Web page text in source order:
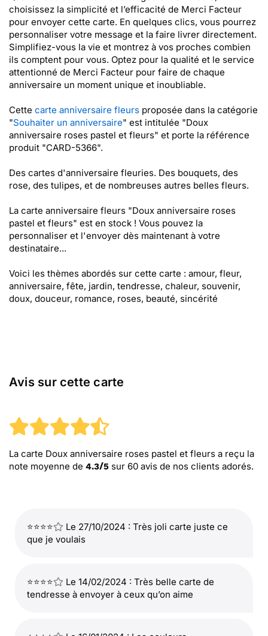
choisissez la simplicité et l’efficacité de Merci Facteur
pour envoyer cette carte. En quelques clics, vous pourrez
personnaliser votre message et la faire livrer directement.
Simplifiez-vous la vie et montrez à vos proches combien
ils comptent pour vous. Optez pour la qualité et le service
attentionné de Merci Facteur pour faire de chaque
anniversaire un moment unique et inoubliable.
Cette carte anniversaire fleurs proposée dans la catégorie
"Souhaiter un anniversaire" est intitulée "Doux
anniversaire roses pastel et fleurs" et porte la référence
produit "CARD-5366".
Des cartes d'anniversaire fleuries. Des bouquets, des
rose, des tulipes, et de nombreuses autres belles fleurs.
La carte anniversaire fleurs "Doux anniversaire roses
pastel et fleurs" est en stock ! Vous pouvez la
personnaliser et l'envoyer dès maintenant à votre
destinataire...
Voici les thèmes abordés sur cette carte : amour, fleur,
anniversaire, fête, jardin, tendresse, chaleur, souvenir,
doux, douceur, romance, roses, beauté, sincérité
Avis sur cette carte
La carte Doux anniversaire roses pastel et fleurs a reçu la
note moyenne de 4.3/5 sur 60 avis de nos clients adorés.
⭐⭐⭐⭐
Le 27/10/2024 : Très joli carte juste ce
que je voulais
⭐⭐⭐⭐
Le 14/02/2024 : Très belle carte de
tendresse à envoyer à ceux qu’on aime